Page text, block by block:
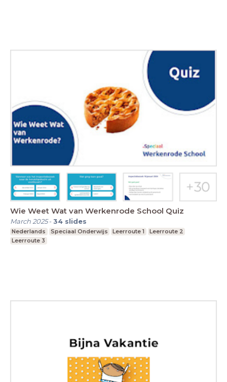
Wie Weet Wat van Werkenrode School Quiz
March 2025-34 slides
Nederlands Speciaal Onderwijs Leerroute 1
Leerroute 2
Leerroute 3